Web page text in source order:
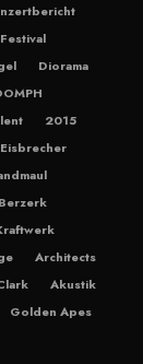
Diorama
2015
Eisbrecher
Architects
Akustik
Golden Apes